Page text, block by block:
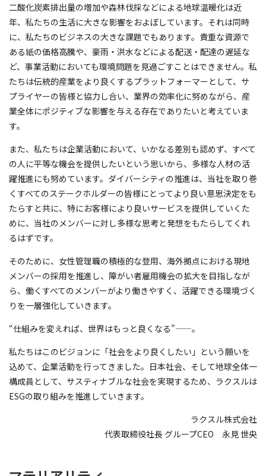
二酸化炭素排出量の増加や森林伐採などによる地球温暖化は近
年、私たちの生活に大きな影響をおよぼしています。それは同時
に、私たちのビジネスの大きな課題でもあります。貴重な資源で
ある紙の価格高騰や、豪雨・洪水などによる配送・配達の遅延な
ど、事業活動においても環境問題を見過ごすことはできません。私
たちは伝統的産業をより良くするプラットフォーマーとして、サ
プライヤーの皆様と協力し合い、業界の効率化に努めながら、産
業全体にポジティブな影響を与える存在でありたいと考えていま
す。
また、私たちは企業活動において、いかなる差別も認めず、すべて
の人に平等な機会を提供したいという思いから、多様な人材の活
躍推進にも努めています。ダイバーシティの推進は、当社を取り巻
くすべてのステークホルダーの皆様にとってより良い意思決定をも
たらすと共に、特にお客様により良いサービスを提供していくた
めに、当社のメンバーに対し多様な思考と発想をもたらしてくれ
るはずです。
そのために、女性管理職の積極的な登用、海外拠点における現地
メンバーの採用を推進し、障がい者雇用機会の拡大を目指しなが
ら、働くすべてのメンバーがより働きやすく、活躍できる環境づく
りを一層強化していきます。
“仕組みを変えれば、世界はもっと良くなる”——。
私たちはこのビジョンに「社会をより良くしたい」という願いを
込めて、企業活動を行ってきました。日本社会、そして地球全体一
構成員として、サスティナブルな社会を実現するため、ラクスルは
ESGの取り組みを推進していきます。
ラクスル株式会社
代表取締役社長 グループCEO 永見 世央